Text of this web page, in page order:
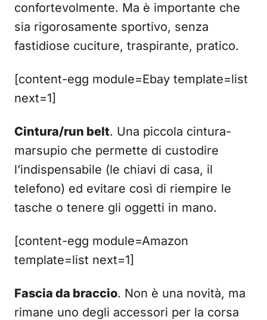
confortevolmente. Ma è importante che
sia rigorosamente sportivo, senza
fastidiose cuciture, traspirante, pratico.
[content-egg module=Ebay template=list
next=1]
Cintura/run belt. Una piccola cintura-
marsupio che permette di custodire
l’indispensabile (le chiavi di casa, il
telefono) ed evitare così di riempire le
tasche o tenere gli oggetti in mano.
[content-egg module=Amazon
template=list next=1]
Fascia da braccio. Non è una novità, ma
rimane uno degli accessori per la corsa